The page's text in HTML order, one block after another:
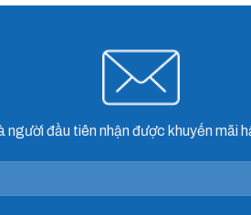
người đầu tiên nhận được khuyến mãi